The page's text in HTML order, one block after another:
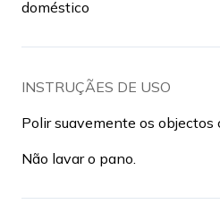
doméstico
INSTRUÇÃES DE USO
Polir suavemente os objectos
Não lavar o pano.